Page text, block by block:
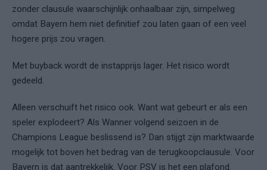
zonder clausule waarschijnlijk onhaalbaar zijn, simpelweg
omdat Bayern hem niet definitief zou laten gaan of een veel
hogere prijs zou vragen.
Met buyback wordt de instapprijs lager. Het risico wordt
gedeeld.
Alleen verschuift het risico ook. Want wat gebeurt er als een
speler explodeert? Als Wanner volgend seizoen in de
Champions League beslissend is? Dan stijgt zijn marktwaarde
mogelijk tot boven het bedrag van de terugkoopclausule. Voor
Bayern is dat aantrekkelijk. Voor PSV is het een plafond.